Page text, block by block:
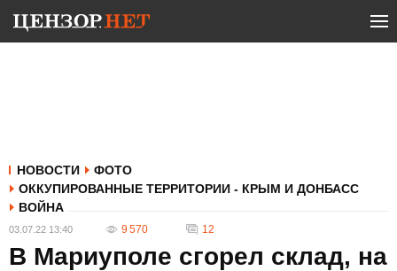
НОВОСТИ
ФОТО
ОККУПИРОВАННЫЕ ТЕРРИТОРИИ - КРЫМ И ДОНБАСС
ВОЙНА
03.07.22 13:40 9 570 12
В Мариуполе сгорел склад, на